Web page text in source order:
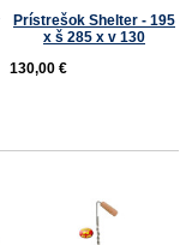
Prístrešok Shelter - 195
x š 285 x v 130
130,00 €